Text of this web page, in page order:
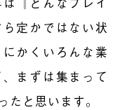
定かではない状
かくいろんな業
まずは集まって
たと思います。